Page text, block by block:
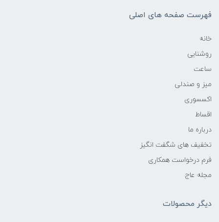
فهرست صفحه های اصلی
خانه
روشنایی
ساعت
میز و صندلی
اکسسوری
اقساط
درباره ما
تخفیف های شگفت انگیز
فرم درخواست همکاری
مجله عاج
دیگر محصولات